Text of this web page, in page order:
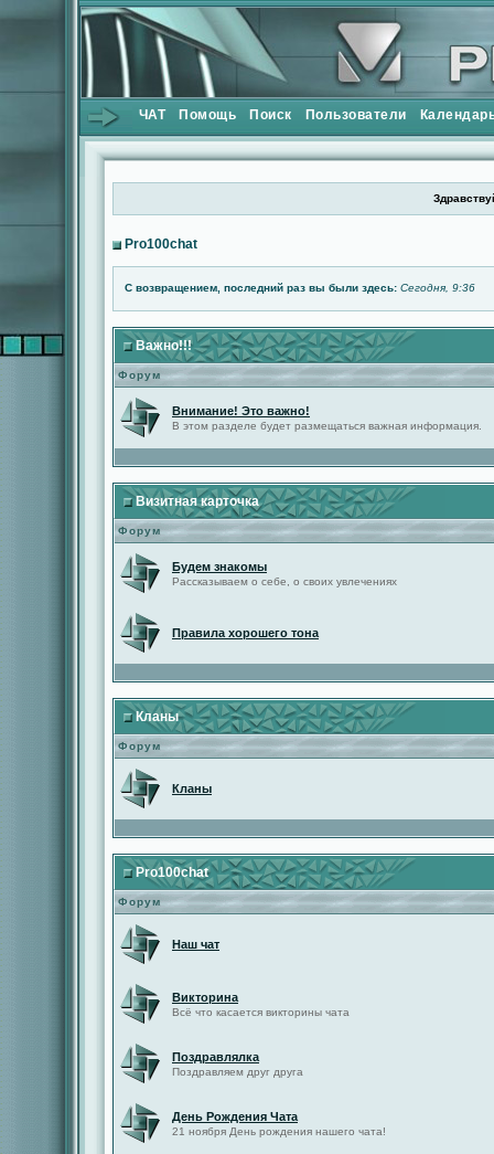
ЧАТ Помощь Поиск Пользователи
Pro100chat
С возвращением, последний раз вы были здесь: Сегодня, 9:36
Важно!!!
Форум
Внимание! Это важно!
В этом разделе будет размещаться важная информация.
Визитная карточка
Форум
Будем знакомы
Рассказываем о себе, о своих увлечениях
Правила хорошего тона
Кланы
Форум
Кланы
Pro100chat
Форум
Наш чат
Викторина
Всё что касается викторины чата
Поздравлялка
Поздравляем друг друга
День Рождения Чата
21 ноября День рождения нашего чата!